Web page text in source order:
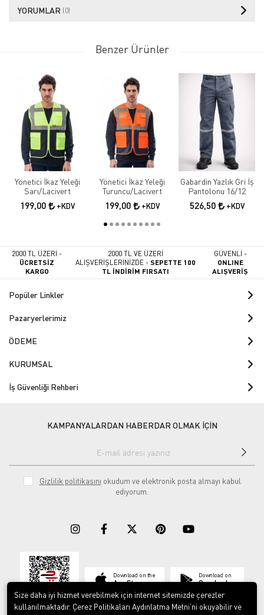
YORUMLAR (0)
Benzer Ürünler
Yönetici İkaz Yeleği
Sarı/Lacivert
199,00 +KDV
Yönetici İkaz Yeleği
Turuncu/Lacivert
199,00 +KDV
Gabardin Yazlık Gri İş
Pantolonu 16/12
526,50 +KDV
2000 TL ÜZERİ -
ÜCRETSİZ
KARGO
2000 TL VE ÜZERİ
ALIŞVERİŞLERİNİZDE -SEPETTE 100
TL İNDİRİM FIRSATI
GÜVENLİ -
ONLINE
ALIŞVERİŞ
Popüler Linkler
Pazaryerlerimiz
ÖDEME
KURUMSAL
İş Güvenliği Rehberi
KAMPANYALARDAN HABERDAR OLMAK İÇİN
Gizlilik politikasını okudum ve elektronik posta almayı kabul
ediyorum.
Download on the
App Store
Download on
Google play
Size daha iyi hizmet verebilmek için internet sitemizde çerezler
kullanılmaktadır. Çerez Politikaları Aydınlatma Metni’ni okuyabilir ve